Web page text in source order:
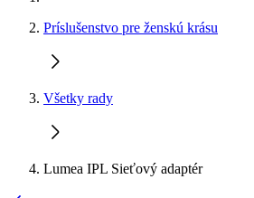
Príslušenstvo pre ženskú krásu
Všetky rady
Lumea IPL Sieťový adaptér